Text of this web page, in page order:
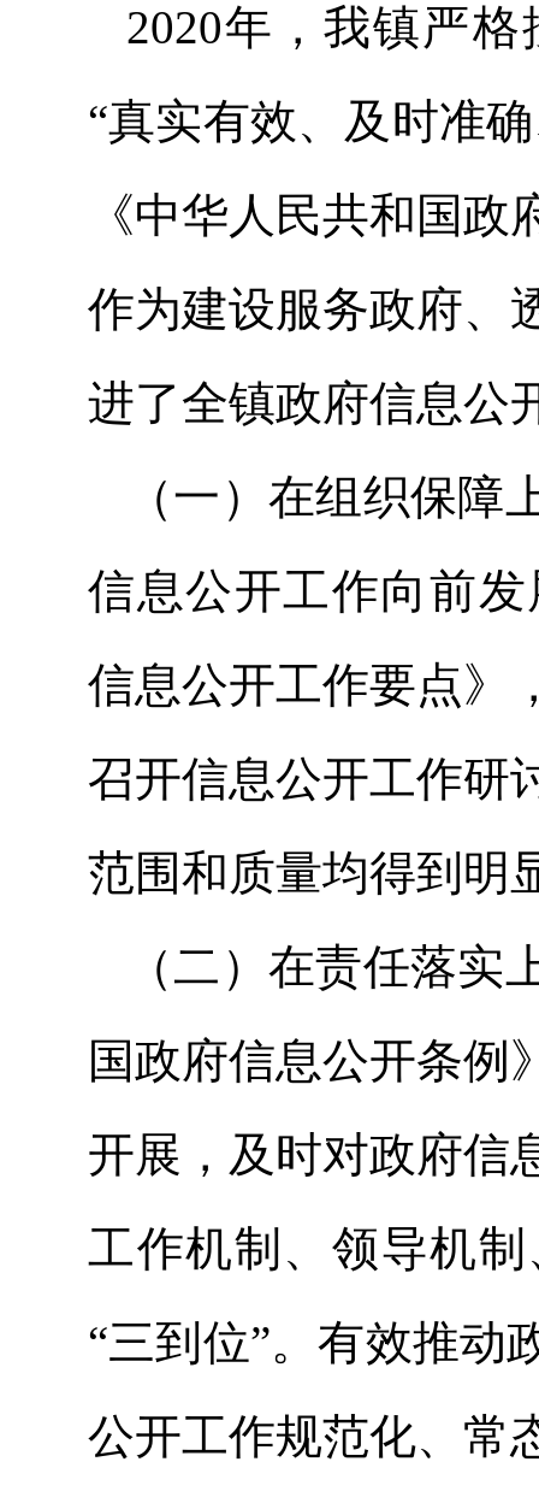
2020年，我镇严
“真实有效、及时准
《中华人民共和国
作为建设服务政府、
进了全镇政府信息公
（一）在组织保
信息公开工作向前
信息公开工作要点》
召开信息公开工作研
范围和质量均得到明
（二）在责任落
国政府信息公开条例
开展，及时对政府信
工作机制、领导机
“三到位”。有效推动
公开工作规范化、常